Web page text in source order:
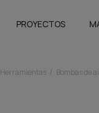
PROYECTOS
Herramientas Bombas de